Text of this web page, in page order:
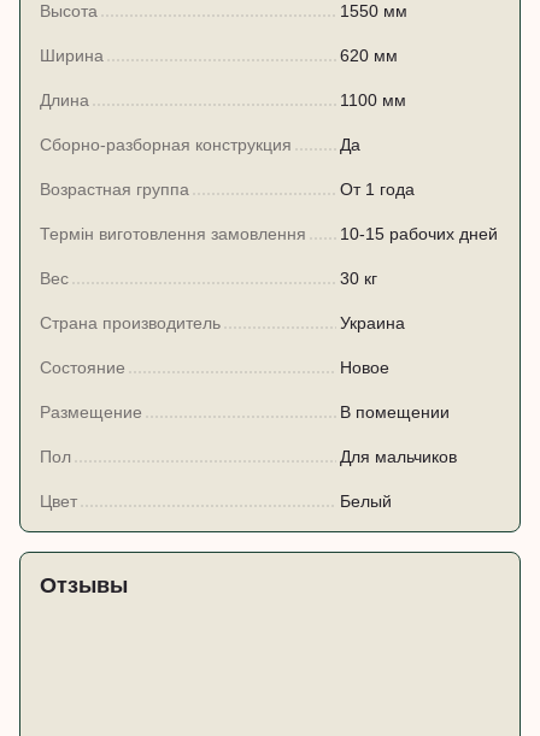
Высота 1550 мм
Ширина 620 мм
Длина 1100 мм
Сборно-разборная конструкция Да
Возрастная группа От 1 года
Термін виготовлення замовлення 10-15 рабочих дней
Вес 30 кг
Страна производитель Украина
Состояние Новое
Размещение В помещении
Пол Для мальчиков
Цвет Белый
Отзывы